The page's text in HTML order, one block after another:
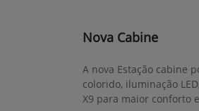
Nova Cabine
A nova Estação cabine
colorido, iluminação
X9 para maior conforto